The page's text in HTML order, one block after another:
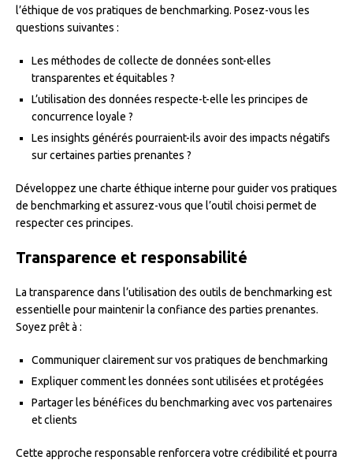
l’éthique de vos pratiques de benchmarking. Posez-vous les
questions suivantes :
Les méthodes de collecte de données sont-elles
transparentes et équitables ?
L’utilisation des données respecte-t-elle les principes de
concurrence loyale ?
Les insights générés pourraient-ils avoir des impacts négatifs
sur certaines parties prenantes ?
Développez une charte éthique interne pour guider vos pratiques
de benchmarking et assurez-vous que l’outil choisi permet de
respecter ces principes.
Transparence et responsabilité
La transparence dans l’utilisation des outils de benchmarking est
essentielle pour maintenir la confiance des parties prenantes.
Soyez prêt à :
Communiquer clairement sur vos pratiques de benchmarking
Expliquer comment les données sont utilisées et protégées
Partager les bénéfices du benchmarking avec vos partenaires
et clients
Cette approche responsable renforcera votre crédibilité et pourra